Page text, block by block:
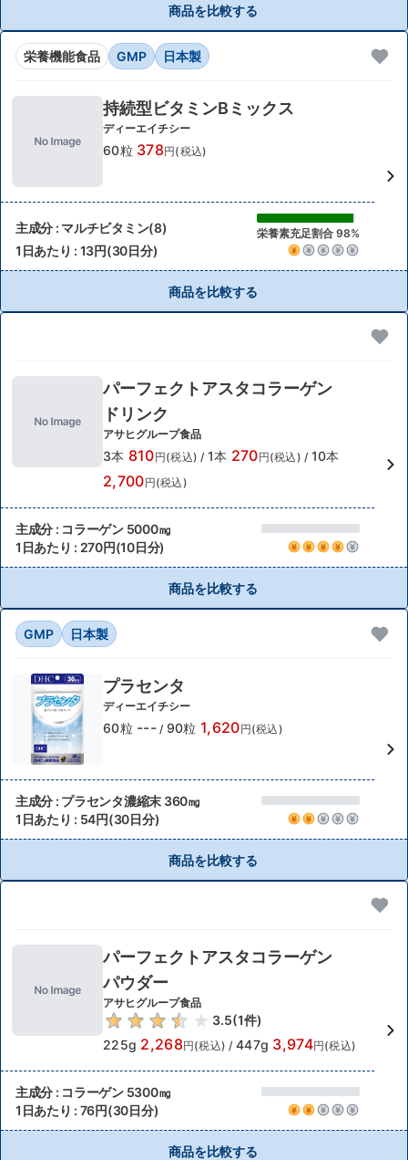
商品を比較する
栄養機能食品 GMP 日本製
持続型ビタミンBミックス
ディーエイチシー
60粒 378円(税込)
主成分 : マルチビタミン(8) 栄養素充足割合 98%
1日あたり : 13円(30日分)
商品を比較する
パーフェクトアスタコラーゲン
ドリンク
アサヒグループ食品
3本 810円(税込) / 1本 270円(税込) / 10本
2,700円(税込)
主成分 : コラーゲン 5000㎎
1日あたり : 270円(10日分)
商品を比較する
GMP 日本製
プラセンタ
ディーエイチシー
60粒 --- / 90粒 1,620円(税込)
主成分 : プラセンタ濃縮末 360㎎
1日あたり : 54円(30日分)
商品を比較する
パーフェクトアスタコラーゲン
パウダー
アサヒグループ食品
3.5(1件)
225g 2,268円(税込) / 447g 3,974円(税込)
主成分 : コラーゲン 5300㎎
1日あたり : 76円(30日分)
商品を比較する